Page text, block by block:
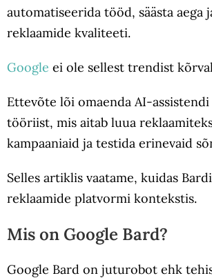
automatiseerida tööd, säästa aega
reklaamide kvaliteeti.
Google ei ole sellest trendist
Ettevõte lõi omaenda AI-
tööriist, mis aitab luua
kampaaniaid ja testida erinevaid
Selles artiklis vaatame, kuidas
reklaamide platvormi kontekstis.
Mis on Google Bard?
Google Bard on juturobot ehk